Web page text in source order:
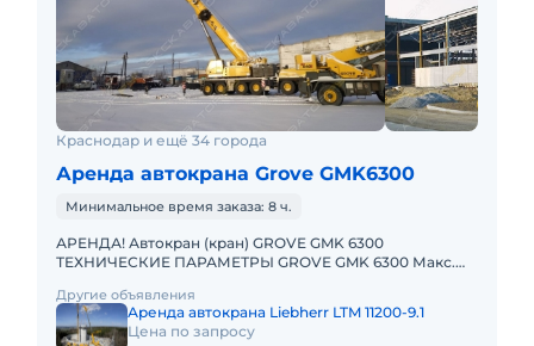
Краснодар и ещё 34 города
Аренда автокрана Grove GMK6300
Минимальное время заказа: 8 ч.
АРЕНДА! Автокран (кран) GROVE GMK 6300
ТЕХНИЧЕСКИЕ ПАРАМЕТРЫ GROVE GMK 6300 Макс.
м Макс. высота подъёма
Другие объявления
Аренда автокрана Liebherr LTM 11200-9.1
Цена по запросу